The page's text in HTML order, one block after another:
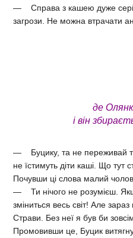
— Справа з кашею дуже
загрози. Не можна втрачати
де
і він
— Буцику, та не переживай
не їстимуть діти каші. Що тут
Почувши ці слова малий
— Ти нічого не розумієш. Якщо
зміниться весь світ! Але
Страви. Без неї я був би
Промовивши це, Буцик